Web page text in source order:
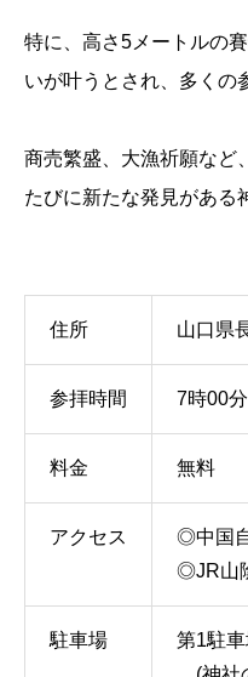
特に、高さ5メートルの
いが叶うとされ、多くの
商売繁盛、大漁祈願など
たびに新たな発見がある
住所 山口県
参拝時間 7時00
料金 無料
アクセス
◎中国
◎JR山
駐車場
第1駐